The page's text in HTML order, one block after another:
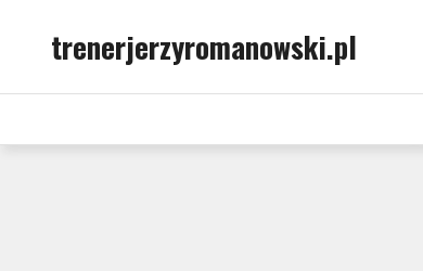
trenerjerzyromanowski.pl